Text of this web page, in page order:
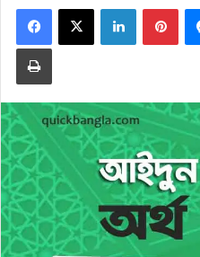
FacebookX LinkedIn
Print